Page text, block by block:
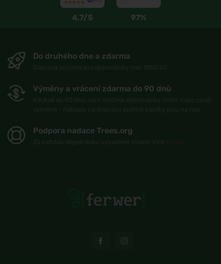
4,7/5 97%
Do druhého dne a zdarma
Výměny a vrácení zdarma do 90 dnů
Podpora nadace Trees.org